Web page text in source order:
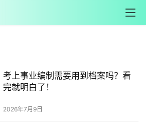
考上事业编制需要用到档案吗？看
完就明白了！
2026年7月9日